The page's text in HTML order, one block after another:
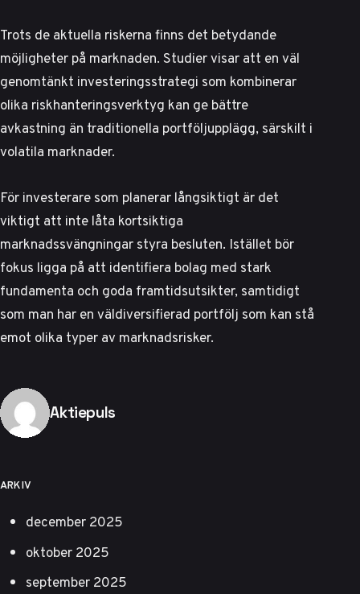
Trots de aktuella riskerna finns det betydande
möjligheter på marknaden.Studier visaratt en väl
genomtänkt investeringsstrategi som kombinerar
olika riskhanteringsverktyg kan ge bättre
avkastning än traditionella portföljupplägg, särskilt i
volatila marknader.
För investerare som planerar långsiktigt är det
viktigt att inte låta kortsiktiga
marknadssvängningar styra besluten. Istället bör
fokus ligga på att identifiera bolag med stark
fundamenta och goda framtidsutsikter, samtidigt
som man har en väldiversifierad portfölj som kan stå
emot olika typer av marknadsrisker.
Publicerad av
Aktiepuls
ARKIV
december 2025
oktober 2025
september 2025